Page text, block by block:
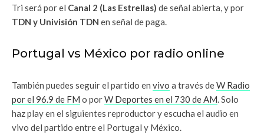
Tri será por el Canal 2 (Las Estrellas) de señal abierta, y por
TDN y Univisión TDN en señal de paga.
Portugal vs México por radio online
También puedes seguir el partido en vivo a través deW Radio
por el 96.9 de FM o porW Deportes en el 730 de AM. Solo
haz play en el siguientes reproductor y escucha el audio en
vivo del partido entre el Portugal y México.